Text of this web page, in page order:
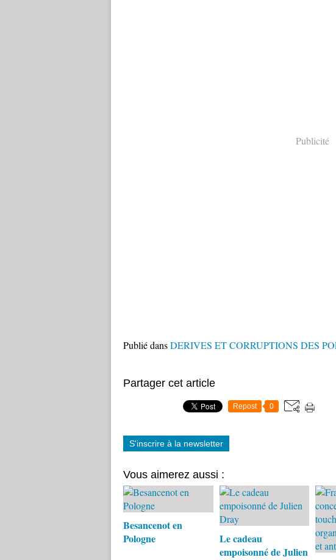
Publicité
Publié dansDERIVES ET CORRUPTIONS DES
Partager cet article
Repost 0
S'inscrire à la newsletter
Vous aimerez aussi :
Besancenot en
Pologne
Le cadeau
empoisonné de Julien